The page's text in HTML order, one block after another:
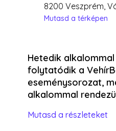
8200 Veszprém,
Mutasd a térképen
Hetedik
folytatódik a
eseménysorozat,
alkalommal
Mutasd a részleteket